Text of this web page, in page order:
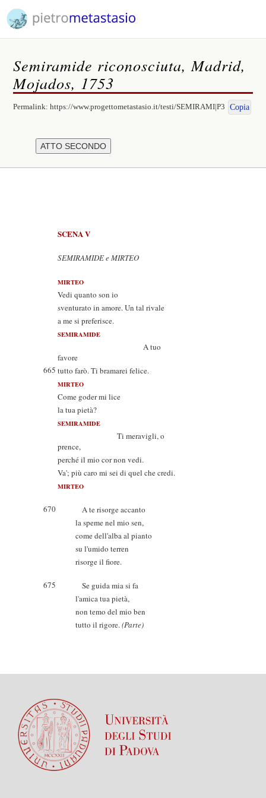
Semiramide riconosciuta, Madrid,
Mojados, 1753
Permalink:https://www.progettometastasio.it/testi/SEMIRAMI|P3 Copia
SCENA V
SEMIRAMIDE e MIRTEO
MIRTEO
Vedi quanto son io
sventurato in amore. Un tal rivale
a me si preferisce.
SEMIRAMIDE
A tuo
favore
665 tutto farò. Ti bramarei felice.
MIRTEO
Come goder mi lice
la tua pietà?
SEMIRAMIDE
Ti meravigli, o
prence,
perché il mio cor non vedi.
Va'; più caro mi sei di quel che credi.
MIRTEO
670
A te risorge accanto
la speme nel mio sen,
come dell'alba al pianto
su l'umido terren
risorge il fiore.
675
Se guida mia si fa
l'amica tua pietà,
non temo del mio ben
tutto il rigore.(Parte)